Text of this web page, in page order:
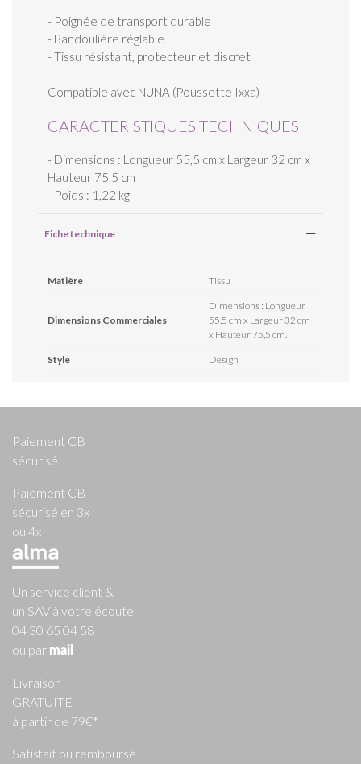
- Poignée de transport durable
- Bandoulière réglable
- Tissu résistant, protecteur et discret
Compatible avec NUNA (Poussette Ixxa)
CARACTERISTIQUES TECHNIQUES
- Dimensions : Longueur 55,5 cm x Largeur 32 cm x
Hauteur 75,5 cm
- Poids : 1,22 kg
Fiche technique
Matière Tissu
Dimensions Commerciales
Dimensions : Longueur
55,5 cm x Largeur 32 cm
x Hauteur 75,5 cm.
Style Design
Paiement CB
sécurisé
Paiement CB
sécurisé en 3x
ou 4x
Un service client &
un SAV à votre écoute
04 30 65 04 58
ou par mail
Livraison
GRATUITE
à partir de 79€*
Satisfait ou remboursé